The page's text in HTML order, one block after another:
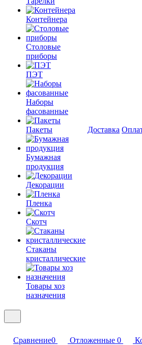
Контейнера
Столовые
приборы
ПЭТ
Наборы
фасованные
Пакеты
Бумажная
продукция
Декорации
Пленка
Скотч
Стаканы
кристаллические
Товары хоз
назначения
Доставка
Сравнение0 Отложенные 0